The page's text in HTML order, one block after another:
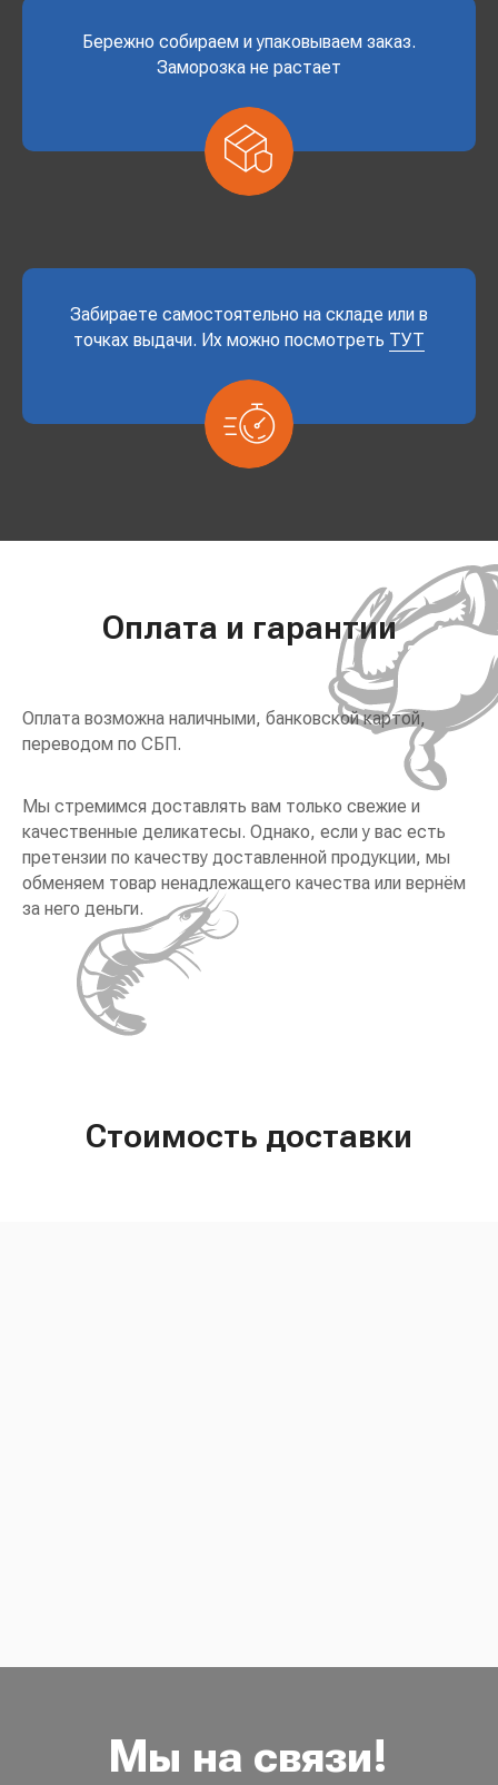
Бережно собираем и упаковываем заказ.
Заморозка не растает
Забираете самостоятельно на складе или в
точках выдачи. Их можно посмотреть ТУТ
Оплата и гарантии
Оплата возможна наличными, банковской картой,
переводом по СБП.
Мы стремимся доставлять вам только свежие и
качественные деликатесы. Однако, если у вас есть
претензии по качеству доставленной продукции, мы
обменяем товар ненадлежащего качества или вернём
за него деньги.
Стоимость доставки
Мы на связи!